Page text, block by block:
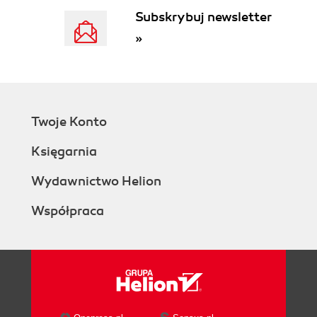
Subskrybuj newsletter
»
Twoje Konto
Księgarnia
Wydawnictwo Helion
Współpraca